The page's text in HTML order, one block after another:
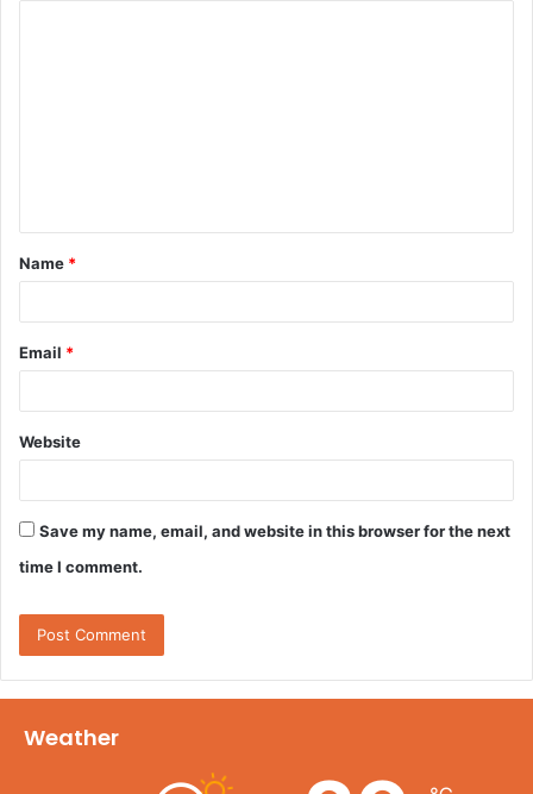
t
*
Name *
Email *
Website
Save my name, email, and website in this browser for the next
time I comment.
Weather